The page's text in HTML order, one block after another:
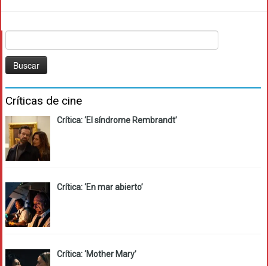
Críticas de cine
Crítica: ‘El síndrome Rembrandt’
Crítica: ‘En mar abierto’
Crítica: ‘Mother Mary’